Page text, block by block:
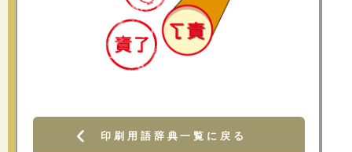
印刷用語辞典一覧に戻る